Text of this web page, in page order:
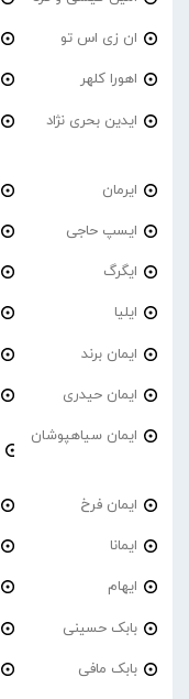
ان زی اس تو
اهورا کلهر
ایدین بحری نژاد
ایرمان
ایسپ حاجی
ایگرگ
ایلیا
ایمان برند
ایمان حیدری
ایمان سیاهپوشان
ایمان فرخ
ایمانا
ایهام
بابک حسینی
بابک مافی